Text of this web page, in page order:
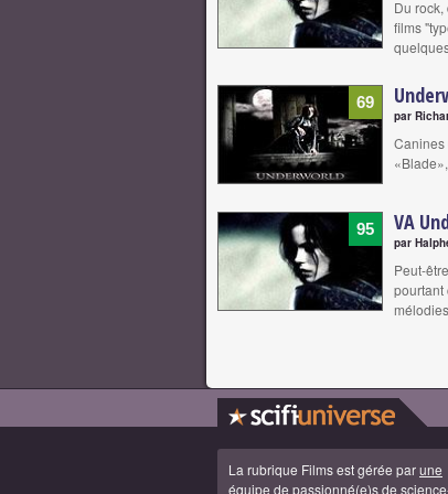
Du
films
69
par
Canines
95 VA
par
Peut-
pourtant
La rubrique Films est gérée parune
équipe de passionné(e)s de